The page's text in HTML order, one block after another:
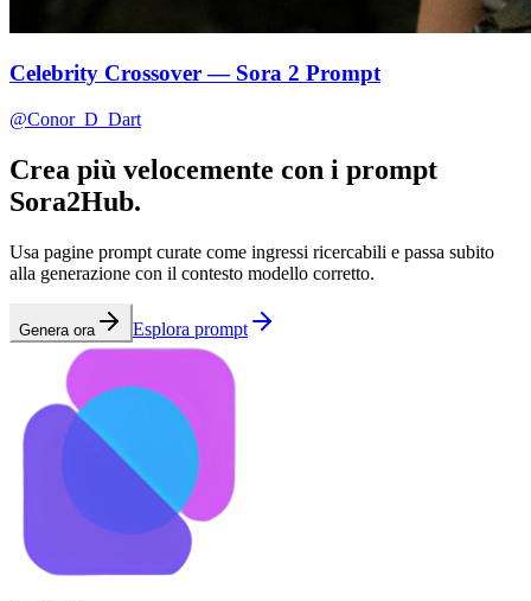
Celebrity Crossover — Sora 2 Prompt
@Conor_D_Dart
Crea più velocemente con i prompt
Sora2Hub.
Usa pagine prompt curate come ingressi ricercabili e passa subito
alla generazione con il contesto modello corretto.
Genera ora Esplora prompt